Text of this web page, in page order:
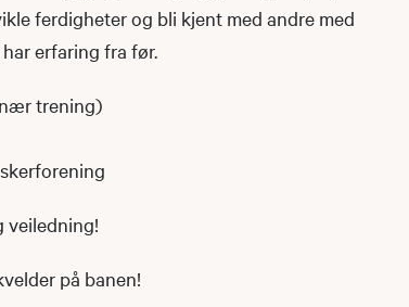
ferdigheter og bli kjent med andre med
erfaring fra før.
trening)
veiledning!
på banen!